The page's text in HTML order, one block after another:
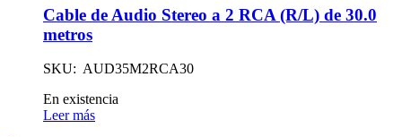
Cable de Audio Stereo a 2 RCA (R/L) de 30.0
metros
SKU: AUD35M2RCA30
Availability:
En existencia
Leer más